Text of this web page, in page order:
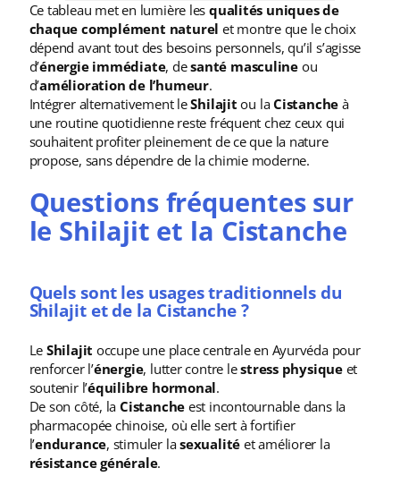
Ce tableau met en lumière les qualités uniques de
chaque complément naturel et montre que le choix
dépend avant tout des besoins personnels, qu’il s’agisse
d’énergie immédiate, desanté masculine ou
d’amélioration de l’humeur.
Intégrer alternativement leShilajit ou laCistanche à
une routine quotidienne reste fréquent chez ceux qui
souhaitent profiter pleinement de ce que la nature
propose, sans dépendre de la chimie moderne.
Questions fréquentes sur
le Shilajit et la Cistanche
Quels sont les usages traditionnels du
Shilajit et de la Cistanche ?
Le Shilajit occupe une place centrale en Ayurvéda pour
renforcer l’énergie, lutter contre lestress physiqueet
soutenir l’équilibre hormonal.
De son côté, laCistanche est incontournable dans la
pharmacopée chinoise, où elle sert à fortifier
l’endurance, stimuler lasexualité et améliorer la
résistance générale.